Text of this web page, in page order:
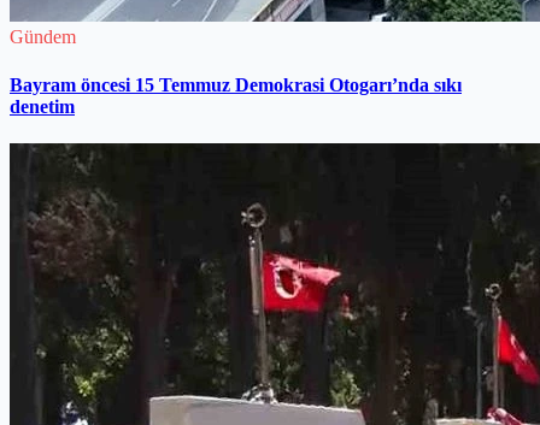
Gündem
Bayram öncesi 15 Temmuz Demokrasi Otogarı’nda sıkı
denetim